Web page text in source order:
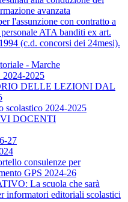
avanzata
l'assunzione con contratto a
ATA banditi ex art.
(c.d. concorsi dei 24mesi).
- Marche
2024-2025
DELLE LEZIONI DAL
scolastico 2024-2025
DOCENTI
27
consulenze per
GPS 2024-26
La scuola che sarà
informatori editoriali scolastici